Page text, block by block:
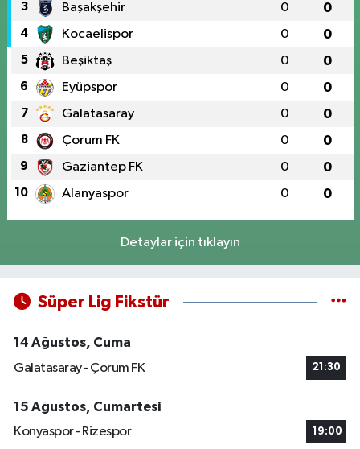
3 Başakşehir 0 0
4 Kocaelispor 0 0
5 Beşiktaş 0 0
6 Eyüpspor 0 0
7 Galatasaray 0 0
8 Çorum FK 0 0
9 Gaziantep FK 0 0
10 Alanyaspor 0 0
Detaylar için tıklayın
Süper Lig Fikstür
14 Ağustos, Cuma
Galatasaray - Çorum FK
21:30
15 Ağustos, Cumartesi
Konyaspor - Rizespor
19:00